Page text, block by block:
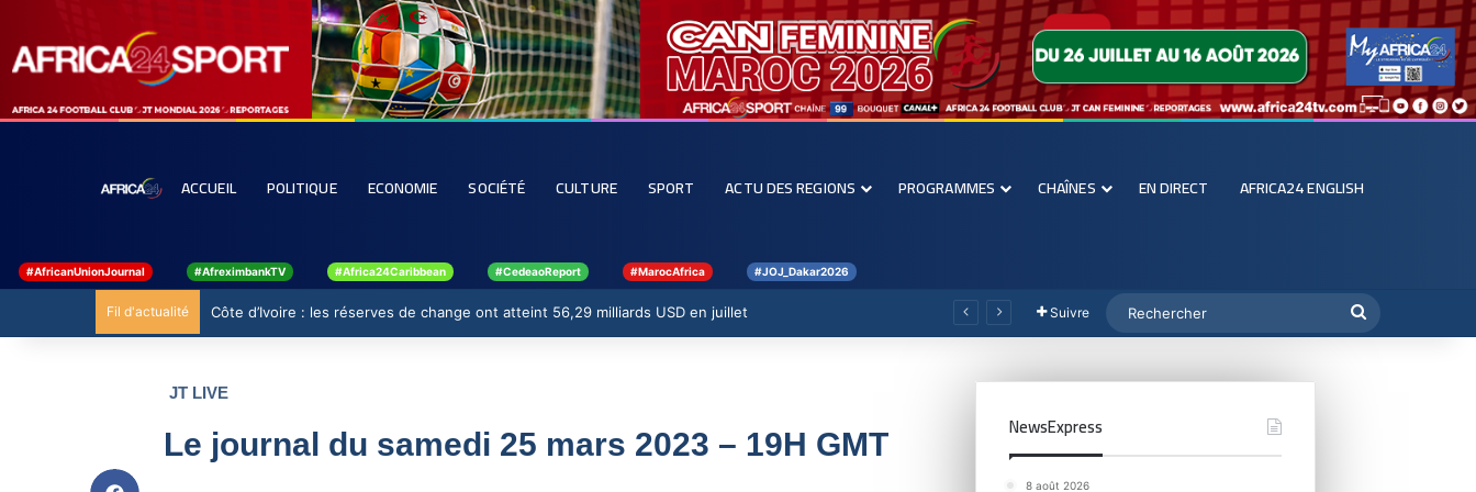
ACCUEIL POLITIQUE ECONOMIE SOCIÉTÉ CULTURE SPORT ACTU DES REGIONS PROGRAMMES CHAÎNES EN DIRECT AFRICA24 ENGLISH
#AfricanUnionJournal #AfreximbankTV #Africa24Caribbean #CedeaoReport #MarocAfrica #JOJ_Dakar2026
Fil d'actualité Côte d’Ivoire : les réserves de change ont atteint 56,29 milliards USD en juillet Suivre
JT LIVE
Le journal du samedi 25 mars 2023 – 19H GMT NewsExpress
8 août 2026